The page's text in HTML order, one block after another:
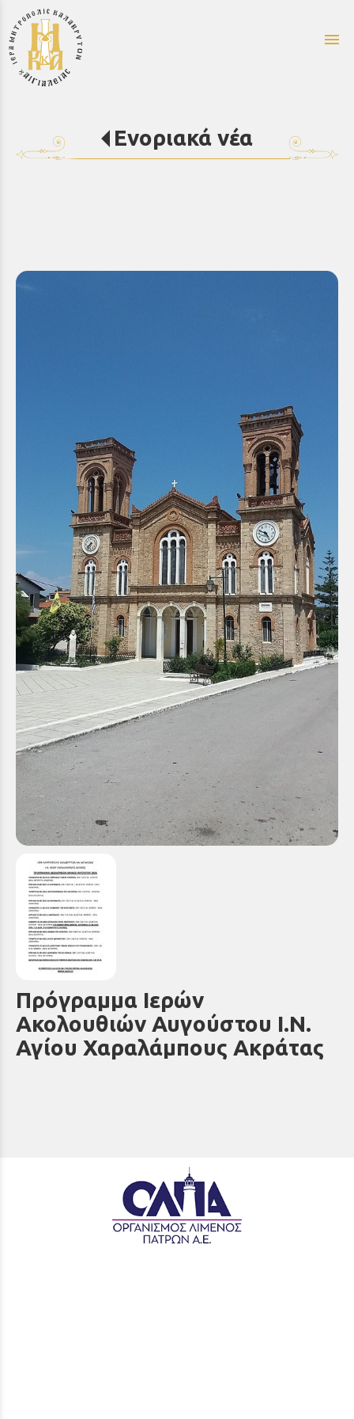
menu
Ενοριακά νέα
Πρόγραμμα Ιερών
Ακολουθιών Αυγούστου Ι.Ν.
Αγίου Χαραλάμπους Ακράτας